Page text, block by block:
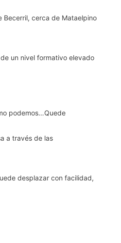
Becerril, cerca de Mataelpino
un nivel formativo elevado
podemos…Quede
a través de las
desplazar con facilidad,